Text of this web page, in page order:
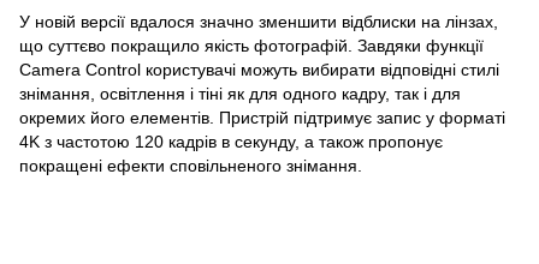
У новій версії вдалося значно зменшити відблиски на лінзах,
що суттєво покращило якість фотографій. Завдяки функції
Camera Control користувачі можуть вибирати відповідні стилі
знімання, освітлення і тіні як для одного кадру, так і для
окремих його елементів. Пристрій підтримує запис у форматі
4K з частотою 120 кадрів в секунду, а також пропонує
покращені ефекти сповільненого знімання.